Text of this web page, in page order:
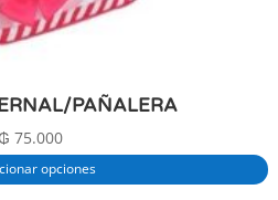
PAÑALERA
75.000
opciones